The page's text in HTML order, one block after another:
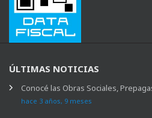
ÚLTIMAS NOTICIAS
Conocé las Obras Sociales,
hace 3 años, 9 meses